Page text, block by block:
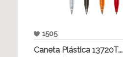
1505
Caneta Plástica 13720T...